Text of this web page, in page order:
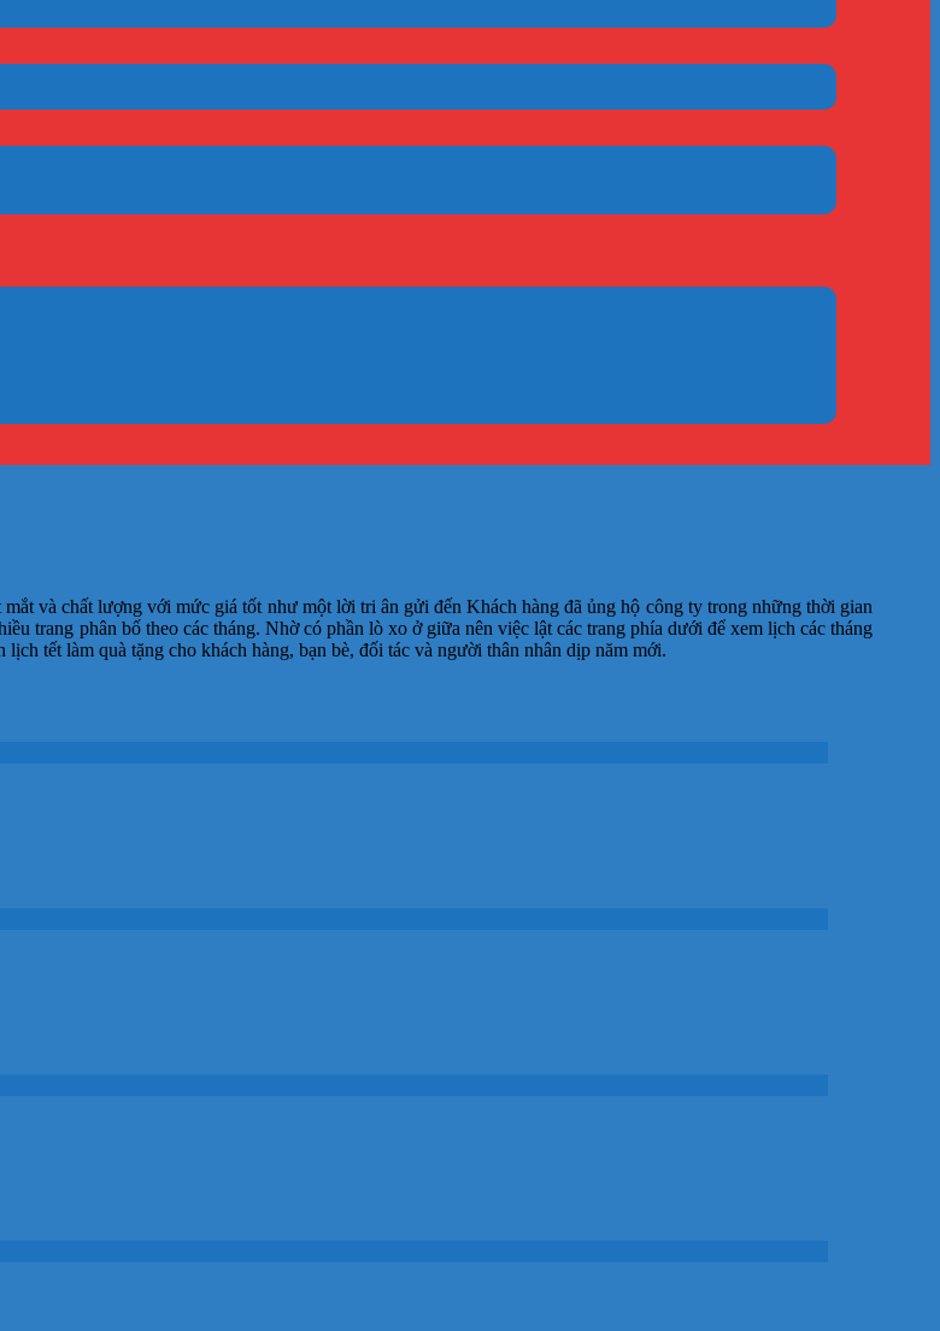
và chất lượng với mức giá tốt như một lời tri ân gửi đến Khách hàng đã ủng hộ công ty trong những thời gian
trang phân bố theo các tháng. Nhờ có phần lò xo ở giữa nên việc lật các trang phía dưới để xem lịch các tháng
tết làm quà tặng cho khách hàng, bạn bè, đối tác và người thân nhân dịp năm mới.